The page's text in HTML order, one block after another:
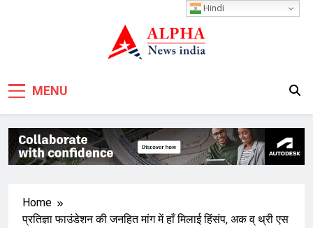
MENU
Home
प्रतिज्ञा फाउंडेशन की जनहित मांग में हाँ मिलाई हिंसंप, अक व् थ्री एस
Hindi